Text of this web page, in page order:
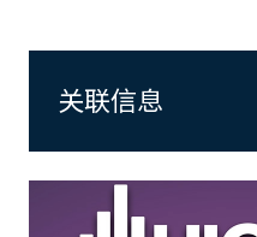
关联信息